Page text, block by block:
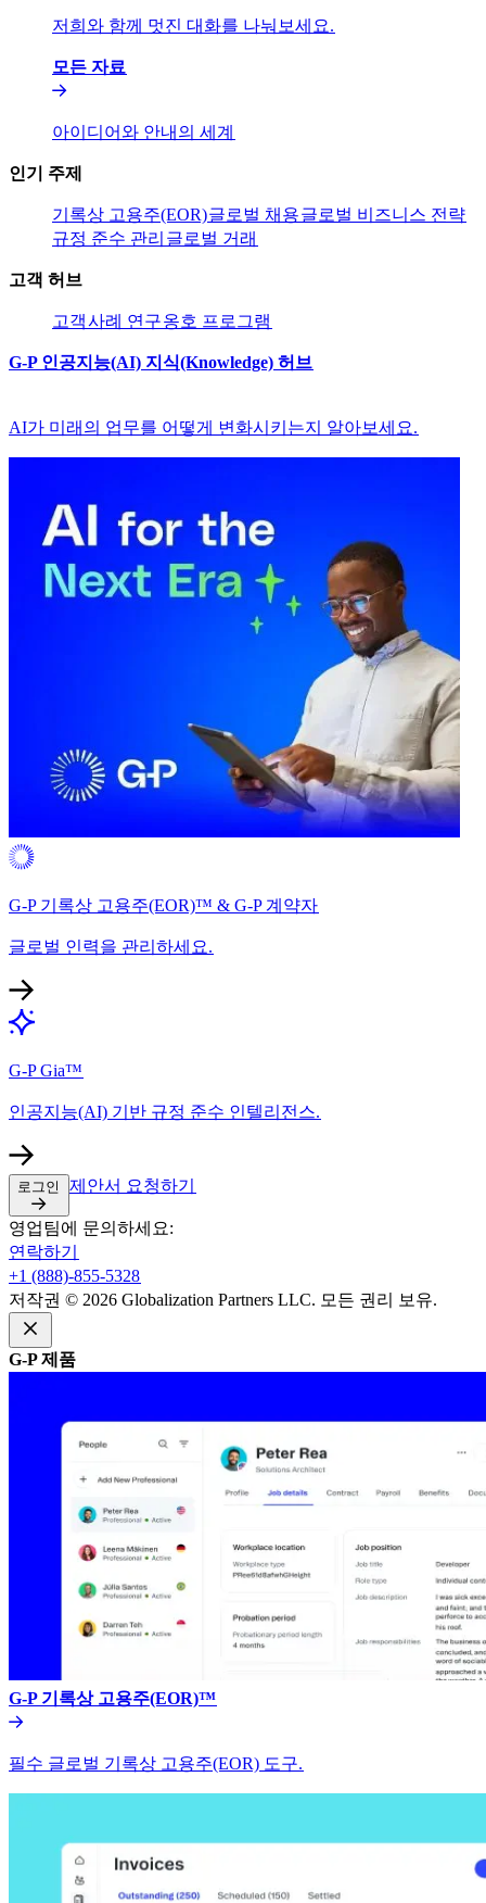
저희와 함께 멋진 대화를 나눠보세요.​​
모든 자료​​
아이디어와 안내의 세계​​
인기 주제​​
기록상 고용주(EOR)​​글로벌 채용​​글로벌 비즈니스 전략​​
규정 준수 관리​​ 글로벌 거래​​
고객 허브​​
고객​​사례 연구​​옹호 프로그램​​
G-P 인공지능(AI) 지식(Knowledge) 허브​​
AI가 미래의 업무를 어떻게 변화시키는지 알아보세요.​​
G-P 기록상 고용주(EOR)™ & G-P 계약자​​
글로벌 인력을 관리하세요.​​
G-P Gia™​​
인공지능(AI) 기반 규정 준수 인텔리전스.​​
로그인​​ 제안서 요청하기​​
영업팀에 문의하세요:​​
연락하기​​
+1 (888)-855-5328​​
저작권 © 2026 Globalization Partners LLC. 모든 권리 보유.​​
G-P 제품​​
G-P 기록상 고용주(EOR)™​​
필수 글로벌 기록상 고용주(EOR) 도구.​​